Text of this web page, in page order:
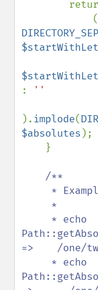
:
''
). implode(
$absolutes );
/**
=>    /one/